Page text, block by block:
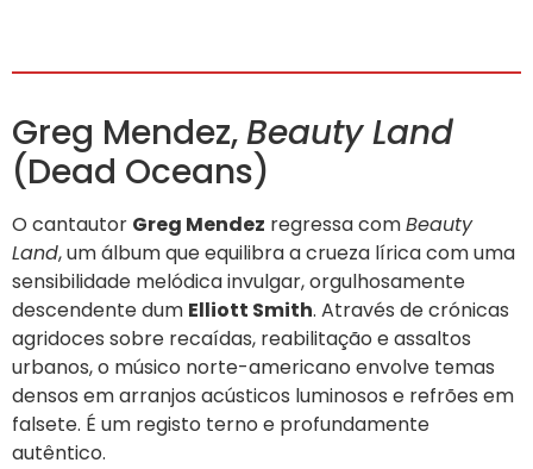
Greg Mendez,Beauty Land
(Dead Oceans)
O cantautor Greg Mendez regressa comBeauty
Land, um álbum que equilibra a crueza lírica com uma
sensibilidade melódica invulgar, orgulhosamente
descendente dum Elliott Smith. Através de crónicas
agridoces sobre recaídas, reabilitação e assaltos
urbanos, o músico norte-americano envolve temas
densos em arranjos acústicos luminosos e refrões em
falsete. É um registo terno e profundamente
autêntico.